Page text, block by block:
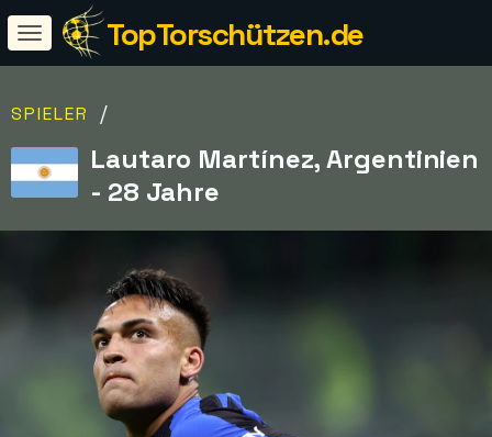
TopTorschützen.de
SPIELER /
Lautaro Martínez, Argentinien
- 28 Jahre